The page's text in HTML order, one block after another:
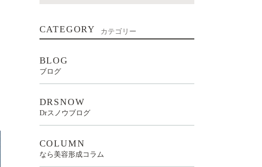
CATEGORY カテゴリー
BLOG
ブログ
DRSNOW
Drスノウブログ
COLUMN
なら美容形成コラム